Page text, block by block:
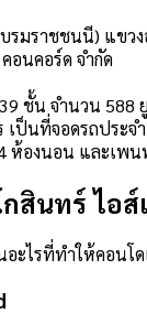
รมราชชนนี) แขว
อนคอร์ด จำกัด
ชั้น จำนวน 588
เป็นที่จอดรถประจ
ห้องนอน และเพน
สินทร์ ไอ
ะไรที่ทำให้คอน